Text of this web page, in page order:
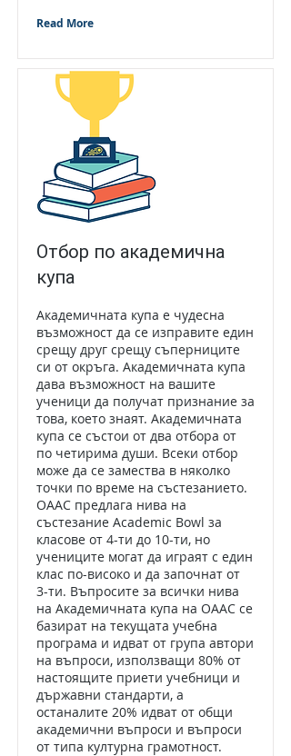
Read More
Отбор по академична
купа
Академичната купа е чудесна
възможност да се изправите един
срещу друг срещу съперниците
си от окръга. Академичната купа
дава възможност на вашите
ученици да получат признание за
това, което знаят. Академичната
купа се състои от два отбора от
по четирима души. Всеки отбор
може да се замества в няколко
точки по време на състезанието.
OAAC предлага нива на
състезание Academic Bowl за
класове от 4-ти до 10-ти, но
учениците могат да играят с един
клас по-високо и да започнат от
3-ти. Въпросите за всички нива
на Академичната купа на OAAC се
базират на текущата учебна
програма и идват от група автори
на въпроси, използващи 80% от
настоящите приети учебници и
държавни стандарти, а
останалите 20% идват от общи
академични въпроси и въпроси
от типа културна грамотност.